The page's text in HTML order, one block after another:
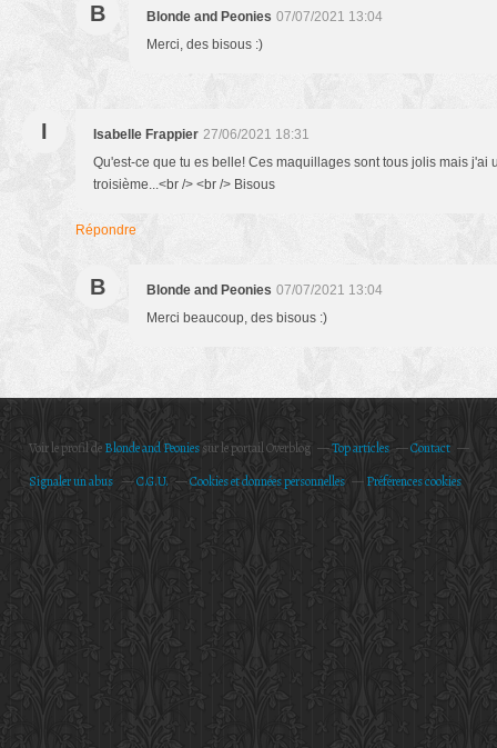
B Blonde and Peonies 07/07/2021 13:04
Merci, des bisous :)
I Isabelle Frappier 27/06/2021 18:31
Qu'est-ce que tu es belle! Ces maquillages sont tous jolis mais j'ai
troisième...<br /> <br /> Bisous
Répondre
B Blonde and Peonies 07/07/2021 13:04
Merci beaucoup, des bisous :)
Voir le profil deBlonde and Peoniessur le portail Overblog Top articles
Contact
Signaler un abus
C.G.U. Cookies et données personnelles Préférences cookies